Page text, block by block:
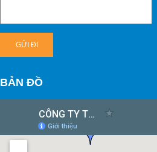
BẢN ĐỒ